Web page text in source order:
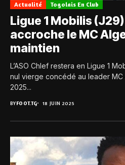
Actualité Togolais En Club
Ligue 1 Mobilis
accroche le MC
maintien
L’ASO Chlef restera en Ligue 1
nul vierge concédé au leader MC
2025...
BYFOOT.TG 18 JUIN 2025